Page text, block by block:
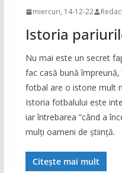
miercuri, 14-12-22
Istoria
Nu mai este un secret
fac casă bună
fotbal are o istorie mult
Istoria fotbalului este
iar întrebarea ”când a
mulți oameni de știință.
Citește mai mult